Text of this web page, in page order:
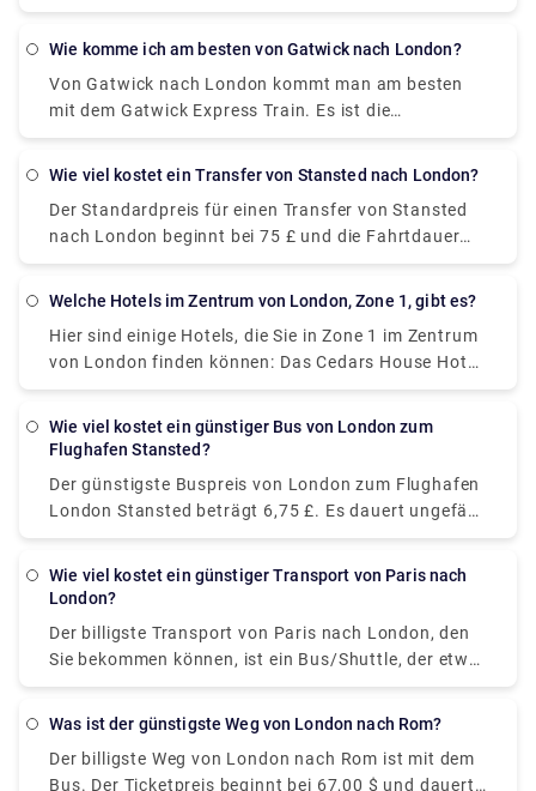
Sie nach Victoria, von dort aus können Sie ein
betragen ab £14 für die 50-minütige Fahrt. Sie
können auch unsere Website besuchen, um einen
privaten Transfer von Victoria für eine hindernisfreie
Reise zu einem fairen Preis zu buchen.
Wie komme ich am besten von Gatwick nach London?
Von Gatwick nach London kommt man am besten
mit dem Gatwick Express Train. Es ist die
bequemste, zuverlässigste, aber teuerste Option im
nach Victoria und nehmen Sie von dort aus ein
privates Taxi. Die Zugfahrt kostet zwischen 19,90
und 39,60 £.
Wie viel kostet ein Transfer von Stansted nach London?
Der Standardpreis für einen Transfer von Stansted
nach London beginnt bei 75 £ und die Fahrtdauer
beträgt etwa 1 Stunde, kann sich jedoch ändern, da
Welche Hotels im Zentrum von London, Zone 1, gibt es?
Hier sind einige Hotels, die Sie in Zone 1 im Zentrum
von London finden können: Das Cedars House Hotel
liegt weniger als 1,6 km von der U-Bahnstation West
bescheidene Unterkünfte. Das Euston Square Hotel
Regents Park entfernt. Es verbindet genügend
Annehmlichkeiten mit einem modernen Ambiente.
Trafalgar Square und des Charing Cross, perfekt, um
die herrliche Aussicht auf die Themse zu genießen.
Wie viel kostet ein günstiger Bus von London zum
Flughafen Stansted?
Der günstigste Buspreis von London zum Flughafen
London Stansted beträgt 6,75 £. Es dauert ungefähr
1 Stunde, um 31 Meilen mit öffentlichen
Sie einen privaten Transfer von unserer Website
Wie viel kostet ein günstiger Transport von Paris nach
London?
Der billigste Transport von Paris nach London, den
Sie bekommen können, ist ein Bus/Shuttle, der etwa
36 bis 44 US-Dollar kostet. Er fährt von Paris
und dauert etwa 8 Stunden, um am Busbahnhof
Victoria in London anzukommen.
Was ist der günstigste Weg von London nach Rom?
Der billigste Weg von London nach Rom ist mit dem
Bus. Der Ticketpreis beginnt bei 67,00 $ und dauert